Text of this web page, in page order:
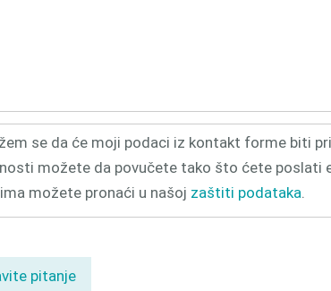
se da će moji podaci iz kontakt forme biti
možete da povučete tako što ćete poslati
možete pronaći u našoj zaštiti podataka.
pitanje